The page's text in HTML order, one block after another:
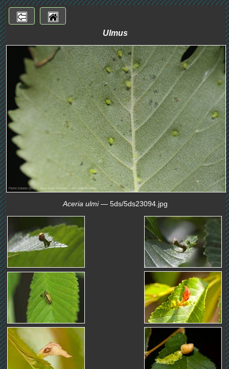
Ulmus
Aceria ulmi— 5ds/5ds23094.jpg